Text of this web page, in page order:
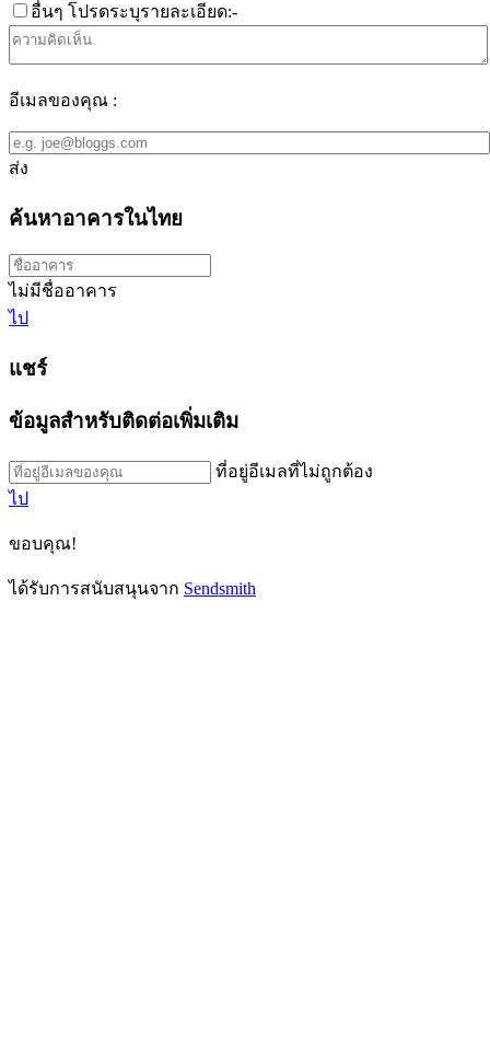
อื่นๆ โปรดระบุรายละเอียด:-
อีเมลของคุณ :
ส่ง
ค้นหาอาคารในไทย
ไม่มีชื่ออาคาร
ไป
แชร์
ข้อมูลสำหรับติดต่อเพิ่มเติม
ที่อยู่อีเมลที่ไม่ถูกต้อง
ไป
ขอบคุณ!
ได้รับการสนับสนุนจาก Sendsmith